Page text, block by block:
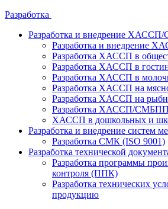
Разработка
Разработка и внедрение
Разработка и внедрение
Разработка ХАССП в
Разработка ХАССП в
Разработка ХАССП в
Разработка ХАССП на
Разработка ХАССП на
Разработка ХАССП/СМБПП
ХАССП в дошкольных и
Разработка и внедрение систем
Разработка СМК (ISO 9001)
Разработка технической
Разработка программы
контроля (ППК)
Разработка технических
продукцию